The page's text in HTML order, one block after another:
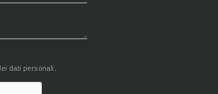
dati personali.